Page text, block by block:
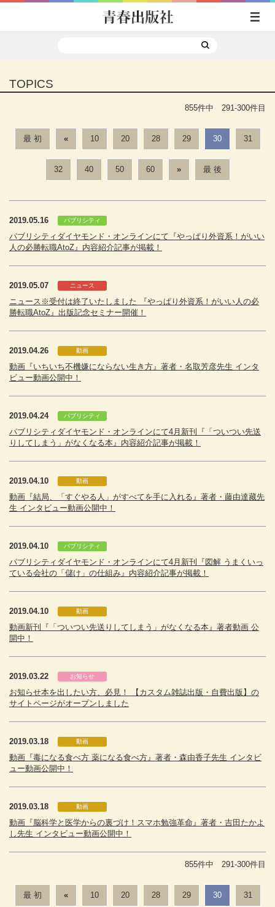
TOPICS
855件中 291-300件目
最 初 « 10 20 28 29 30 31
32 40 50 60 » 最 後
2019.05.16 パブリシティ
パブリシティダイヤモンド・オンラインにて『やっぱり外資系！がいい
人の必勝転職AtoZ』内容紹介記事が掲載！
2019.05.07 ニュース
ニュース※受付は終了いたしました 『やっぱり外資系！がいい人の必
勝転職AtoZ』出版記念セミナー開催！
2019.04.26 動画
動画『いちいち不機嫌にならない生き方』著者・名取芳彦先生 インタ
ビュー動画公開中！
2019.04.24 パブリシティ
パブリシティダイヤモンド・オンラインにて4月新刊『「ついつい先送
りしてしまう」がなくなる本』内容紹介記事が掲載！
2019.04.10 動画
動画『結局、「すぐやる人」がすべてを手に入れる』著者・藤由達藏先
生 インタビュー動画公開中！
2019.04.10 パブリシティ
パブリシティダイヤモンド・オンラインにて4月新刊『図解 うまくいっ
ている会社の「儲け」の仕組み』内容紹介記事が掲載！
2019.04.10 動画
動画新刊『「ついつい先送りしてしまう」がなくなる本』著者動画 公
開中！
2019.03.22 お知らせ
お知らせ本を出したい方、必見！ 【カスタム雑誌出版・自費出版】の
サイトページがオープンしました
2019.03.18 動画
動画『毒になる食べ方 薬になる食べ方』著者・森由香子先生 インタビ
ュー動画公開中！
2019.03.18 動画
動画『脳科学と医学からの裏づけ！スマホ勉強革命』著者・吉田たかよ
し先生 インタビュー動画公開中！
855件中 291-300件目
最 初 « 10 20 28 29 30 31